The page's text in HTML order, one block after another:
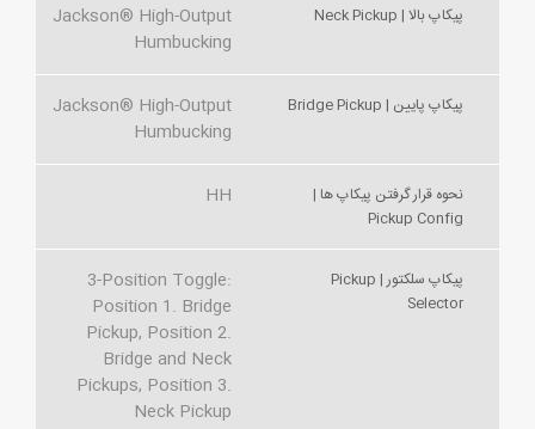
پیکاپ بالا | Neck Pickup
Jackson® High-Output
Humbucking
پیکاپ پایین | Bridge Pickup
Jackson® High-Output
Humbucking
نحوه قرار گرفتن پیکاپ ها |
Pickup Config
HH
پیکاپ سلکتور | Pickup
Selector
3-Position Toggle:
Position 1. Bridge
Pickup, Position 2.
Bridge and Neck
Pickups, Position 3.
Neck Pickup